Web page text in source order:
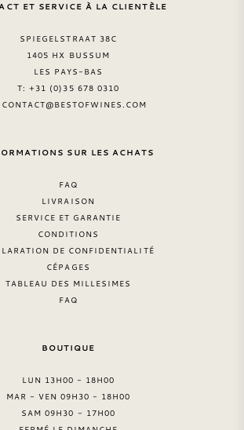
ET SERVICE À LA CLIENTÈLE
SPIEGELSTRAAT 38C
1405 HX BUSSUM
LES PAYS-BAS
T: +31 (0)35 678 0310
CONTACT@BESTOFWINES.COM
SUR LES ACHATS
FAQ
LIVRAISON
SERVICE ET GARANTIE
CONDITIONS
DE CONFIDENTIALITÉ
CÉPAGES
TABLEAU DES MILLESIMES
FAQ
BOUTIQUE
LUN 13H00 - 18H00
MAR - VEN 09H30 - 18H00
SAM 09H30 - 17H00